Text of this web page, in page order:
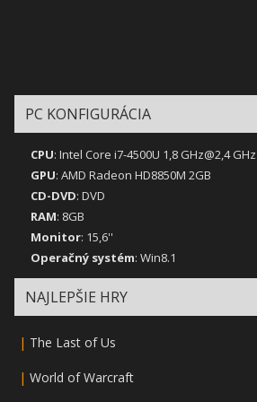
PC KONFIGURÁCIA
CPU: Intel Core i7-4500U 1,8 GHz@2,4 GHz
GPU: AMD Radeon HD8850M 2GB
CD-DVD: DVD
RAM: 8GB
Monitor: 15,6''
Operačný systém: Win8.1
NAJLEPŠIE HRY
| The Last of Us
| World of Warcraft